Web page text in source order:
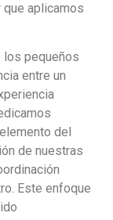
aplicamos
los pequeños
entre un
del
de nuestras
Este enfoque